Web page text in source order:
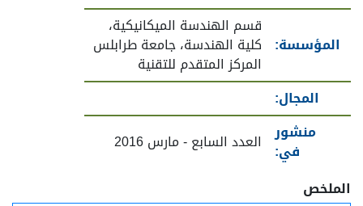
المؤسسة:
قسم الهندسة الميكانيكية،
كلية الهندسة، جامعة طرابلس
المركز المتقدم للتقنية
المجال:
منشور
في:
العدد السابع - مارس 2016
الملخص